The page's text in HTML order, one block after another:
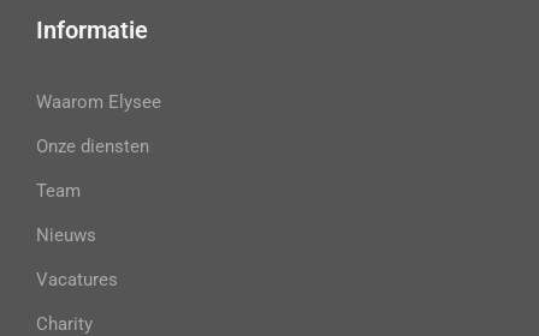
Informatie
Waarom Elysee
Onze diensten
Team
Nieuws
Vacatures
Charity